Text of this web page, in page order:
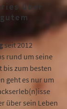
über
seit 2012
rund um seine
bis zum besten
geht es nur um
über sein Leben